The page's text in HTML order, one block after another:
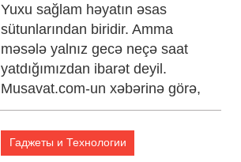
Yuxu sağlam həyatın əsas
sütunlarından biridir. Amma
məsələ yalnız gecə neçə saat
yatdığımızdan ibarət deyil.
Musavat.com-un xəbərinə görə,
araşdırma...
Гаджеты и Технологии